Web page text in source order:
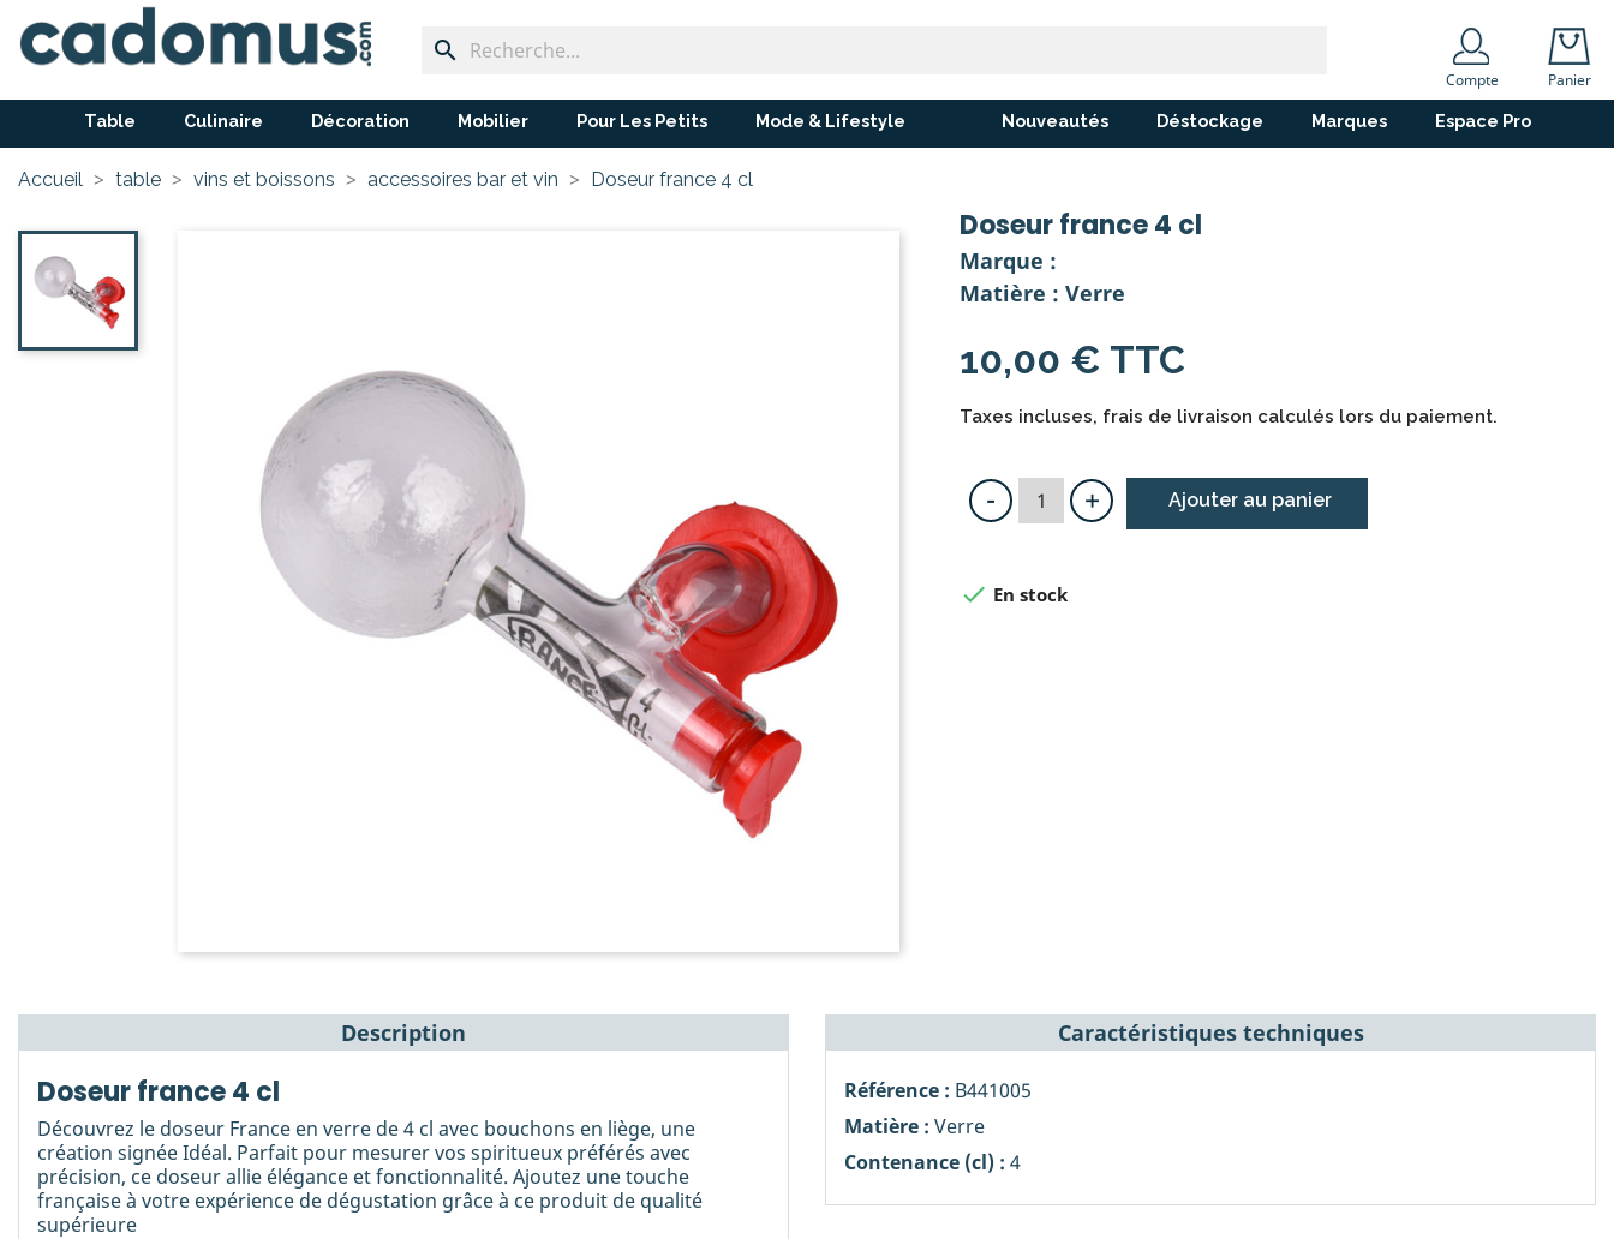
search
Compte
Panier
Table
Culinaire Décoration Mobilier Pour Les Petits Mode & Lifestyle Nouveautés Déstockage Marques Espace Pro
Accueil table vins et boissons accessoires bar et vin Doseur france 4 cl
Doseur france 4 cl
Marque :
Matière : Verre
10,00 € TTC
Taxes incluses, frais de livraison calculés lors du paiement.
- +
 En stock
Ajouter au panier
Description
Doseur france 4 cl
Découvrez le doseur France en verre de 4 cl avec bouchons en liège, une
création signée Idéal. Parfait pour mesurer vos spiritueux préférés avec
précision, ce doseur allie élégance et fonctionnalité. Ajoutez une touche
française à votre expérience de dégustation grâce à ce produit de qualité
supérieure
Caractéristiques techniques
Référence : B441005
Matière : Verre
Contenance (cl) : 4